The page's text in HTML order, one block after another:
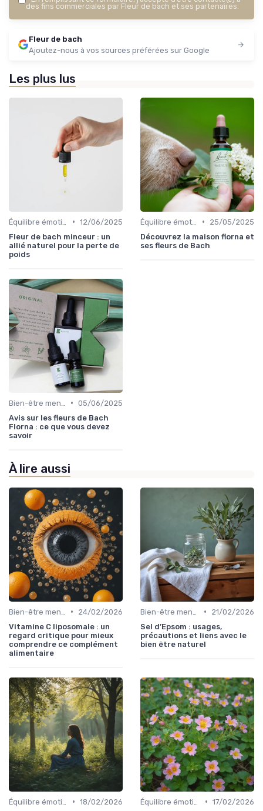
des fins commerciales par Fleur de bach et ses partenaires.
Fleur de bach
Ajoutez-nous à vos sources préférées sur Google
Les plus lus
• 12/06/2025
Fleur de bach minceur : un
allié naturel pour la perte de
poids
•
25/05/2025
Découvrez la maison florna et
ses fleurs de Bach
• 05/06/2025
Avis sur les fleurs de Bach
Florna : ce que vous devez
savoir
À lire aussi
•
24/02/2026
Vitamine C liposomale : un
regard critique pour mieux
comprendre ce complément
alimentaire
•
21/02/2026
Sel d’Epsom : usages,
précautions et liens avec le
bien être naturel
• 18/02/2026
• 17/02/2026